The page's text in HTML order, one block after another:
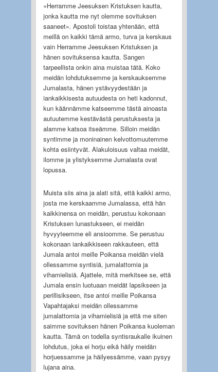
»Herramme Jeesuksen Kristuksen kautta,
jonka kautta me nyt olemme sovituksen
saaneet». Apostoli toistaa yhtenään, että
meillä on kaikki tämä armo, turva ja kerskaus
vain Herramme Jeesuksen Kristuksen ja
hänen sovituksensa kautta. Sangen
tarpeellista onkin aina muistaa tätä. Koko
meidän lohdutuksemme ja kerskauksemme
Jumalasta, hänen ystävyydestään ja
iankaikkisesta autuudesta on heti kadonnut,
kun käännämme katseemme tästä ainoasta
autuutemme kestävästä perustuksesta ja
alamme katsoa itseämme. Silloin meidän
syntimme ja moninainen kelvottomuutemme
kohta esiintyvät. Alakuloisuus valtaa meidät,
ilomme ja ylistyksemme Jumalasta ovat
lopussa.
Muista siis aina ja alati sitä, että kaikki armo,
josta me kerskaamme Jumalassa, että hän
kaikkinensa on meidän, perustuu kokonaan
Kristuksen lunastukseen, ei meidän
hyvyyteemme eli ansioomme. Se perustuu
kokonaan iankaikkiseen rakkauteen, että
Jumala antoi meille Poikansa meidän vielä
ollessamme syntisiä, jumalattomia ja
vihamielisiä. Ajattele, mitä merkitsee se, että
Jumala ensin luotuaan meidät lapsikseen ja
perillisikseen, itse antoi meille Poikansa
Vapahtajaksi meidän ollessamme
jumalattomia ja vihamielisiä ja että me siten
saimme sovituksen hänen Poikansa kuoleman
kautta. Tämä on todella syntisraukalle ikuinen
lohdutus, joka ei horju eikä häily meidän
horjuessamme ja häilyessämme, vaan pysyy
lujana aina.